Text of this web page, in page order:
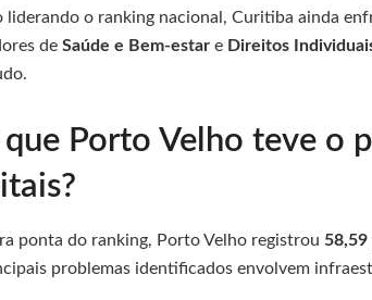
liderando o ranking nacional, Curitiba ainda
de Saúde e Bem-estar e Direitos
que Porto Velho teve o
ponta do ranking, Porto Velho registrou
problemas identificados envolvem